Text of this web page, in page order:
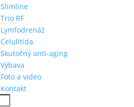
Slimline
Trio RF
Lymfodrenáž
Celulitída
Skutočný anti-aging
Výbava
Foto a video
Kontakt